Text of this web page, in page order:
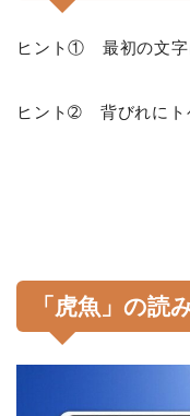
ヒント① 最初の文字
ヒント➁ 背びれにト
「虎魚」の読